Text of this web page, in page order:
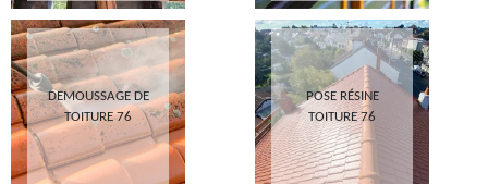
DEMOUSSAGE DE
TOITURE 76
POSE RÉSINE
TOITURE 76